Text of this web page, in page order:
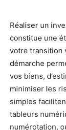
Réaliser un
constitue une
votre transition
démarche
vos biens,
minimiser les
simples
tableurs
numérotation,